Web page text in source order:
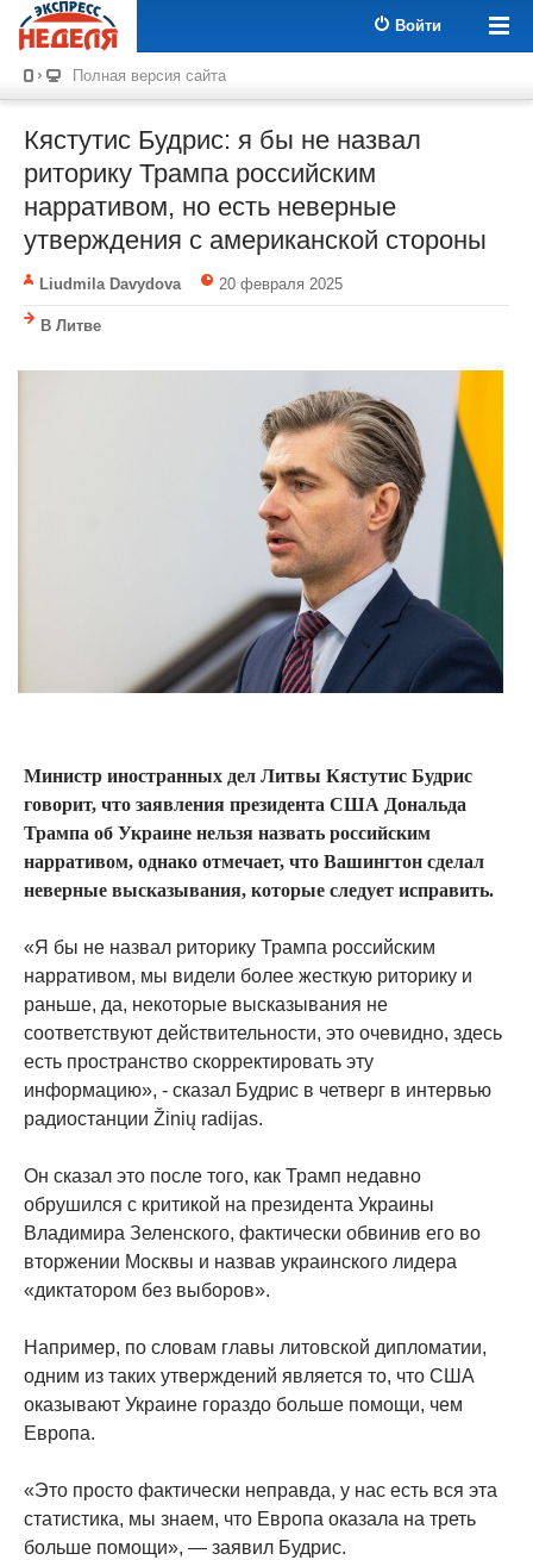
Войти
Полная версия сайта
Кястутис Будрис: я бы не назвал
риторику Трампа российским
нарративом, но есть неверные
утверждения с американской стороны
Liudmila Davydova 20 февраля 2025
В Литве
Министр иностранных дел Литвы Кястутис Будрис
говорит, что заявления президента США Дональда
Трампа об Украине нельзя назвать российским
нарративом, однако отмечает, что Вашингтон сделал
неверные высказывания, которые следует исправить.
«Я бы не назвал риторику Трампа российским
нарративом, мы видели более жесткую риторику и
раньше, да, некоторые высказывания не
соответствуют действительности, это очевидно, здесь
есть пространство скорректировать эту
информацию», - сказал Будрис в четверг в интервью
радиостанции Žinių radijas.
Он сказал это после того, как Трамп недавно
обрушился с критикой на президента Украины
Владимира Зеленского, фактически обвинив его во
вторжении Москвы и назвав украинского лидера
«диктатором без выборов».
Например, по словам главы литовской дипломатии,
одним из таких утверждений является то, что США
оказывают Украине гораздо больше помощи, чем
Европа.
«Это просто фактически неправда, у нас есть вся эта
статистика, мы знаем, что Европа оказала на треть
больше помощи», — заявил Будрис.